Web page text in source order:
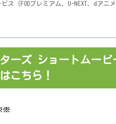
ビス（FODプレミアム、U-NEXT、d
ーズ ショートムー
こちら！